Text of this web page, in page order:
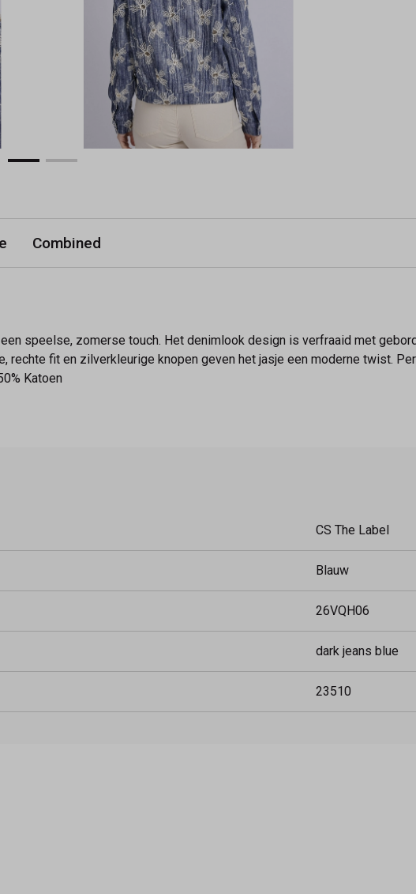
Combined
speelse, zomerse touch. Het denimlook design is verfraaid met
rechte fit en zilverkleurige knopen geven het jasje een moderne twist.
Katoen
CS The Label
Blauw
26VQH06
dark jeans blue
23510